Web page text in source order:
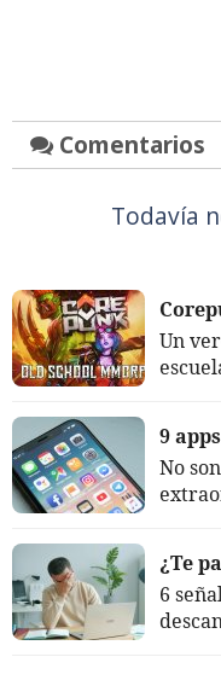
Comentarios
Todavía
Un
9
No
¿Te
6